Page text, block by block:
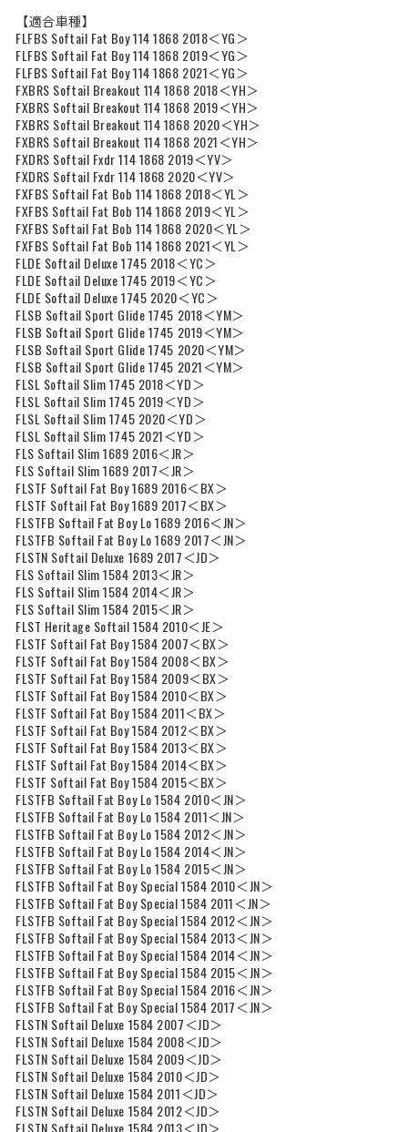
【適合車種】
FLFBS Softail Fat Boy 114 1868 2018＜YG＞
FLFBS Softail Fat Boy 114 1868 2019＜YG＞
FLFBS Softail Fat Boy 114 1868 2021＜YG＞
FXBRS Softail Breakout 114 1868 2018＜YH＞
FXBRS Softail Breakout 114 1868 2019＜YH＞
FXBRS Softail Breakout 114 1868 2020＜YH＞
FXBRS Softail Breakout 114 1868 2021＜YH＞
FXDRS Softail Fxdr 114 1868 2019＜YV＞
FXDRS Softail Fxdr 114 1868 2020＜YV＞
FXFBS Softail Fat Bob 114 1868 2018＜YL＞
FXFBS Softail Fat Bob 114 1868 2019＜YL＞
FXFBS Softail Fat Bob 114 1868 2020＜YL＞
FXFBS Softail Fat Bob 114 1868 2021＜YL＞
FLDE Softail Deluxe 1745 2018＜YC＞
FLDE Softail Deluxe 1745 2019＜YC＞
FLDE Softail Deluxe 1745 2020＜YC＞
FLSB Softail Sport Glide 1745 2018＜YM＞
FLSB Softail Sport Glide 1745 2019＜YM＞
FLSB Softail Sport Glide 1745 2020＜YM＞
FLSB Softail Sport Glide 1745 2021＜YM＞
FLSL Softail Slim 1745 2018＜YD＞
FLSL Softail Slim 1745 2019＜YD＞
FLSL Softail Slim 1745 2020＜YD＞
FLSL Softail Slim 1745 2021＜YD＞
FLS Softail Slim 1689 2016＜JR＞
FLS Softail Slim 1689 2017＜JR＞
FLSTF Softail Fat Boy 1689 2016＜BX＞
FLSTF Softail Fat Boy 1689 2017＜BX＞
FLSTFB Softail Fat Boy Lo 1689 2016＜JN＞
FLSTFB Softail Fat Boy Lo 1689 2017＜JN＞
FLSTN Softail Deluxe 1689 2017＜JD＞
FLS Softail Slim 1584 2013＜JR＞
FLS Softail Slim 1584 2014＜JR＞
FLS Softail Slim 1584 2015＜JR＞
FLST Heritage Softail 1584 2010＜JE＞
FLSTF Softail Fat Boy 1584 2007＜BX＞
FLSTF Softail Fat Boy 1584 2008＜BX＞
FLSTF Softail Fat Boy 1584 2009＜BX＞
FLSTF Softail Fat Boy 1584 2010＜BX＞
FLSTF Softail Fat Boy 1584 2011＜BX＞
FLSTF Softail Fat Boy 1584 2012＜BX＞
FLSTF Softail Fat Boy 1584 2013＜BX＞
FLSTF Softail Fat Boy 1584 2014＜BX＞
FLSTF Softail Fat Boy 1584 2015＜BX＞
FLSTFB Softail Fat Boy Lo 1584 2010＜JN＞
FLSTFB Softail Fat Boy Lo 1584 2011＜JN＞
FLSTFB Softail Fat Boy Lo 1584 2012＜JN＞
FLSTFB Softail Fat Boy Lo 1584 2014＜JN＞
FLSTFB Softail Fat Boy Lo 1584 2015＜JN＞
FLSTFB Softail Fat Boy Special 1584 2010＜JN＞
FLSTFB Softail Fat Boy Special 1584 2011＜JN＞
FLSTFB Softail Fat Boy Special 1584 2012＜JN＞
FLSTFB Softail Fat Boy Special 1584 2013＜JN＞
FLSTFB Softail Fat Boy Special 1584 2014＜JN＞
FLSTFB Softail Fat Boy Special 1584 2015＜JN＞
FLSTFB Softail Fat Boy Special 1584 2016＜JN＞
FLSTFB Softail Fat Boy Special 1584 2017＜JN＞
FLSTN Softail Deluxe 1584 2007＜JD＞
FLSTN Softail Deluxe 1584 2008＜JD＞
FLSTN Softail Deluxe 1584 2009＜JD＞
FLSTN Softail Deluxe 1584 2010＜JD＞
FLSTN Softail Deluxe 1584 2011＜JD＞
FLSTN Softail Deluxe 1584 2012＜JD＞